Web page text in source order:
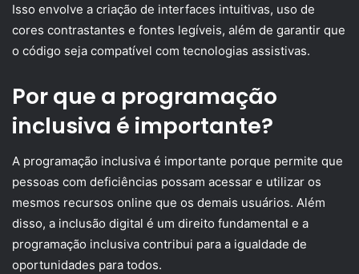
Isso envolve a criação de interfaces intuitivas, uso de
cores contrastantes e fontes legíveis, além de garantir que
o código seja compatível com tecnologias assistivas.
Por que a programação
inclusiva é importante?
A programação inclusiva é importante porque permite que
pessoas com deficiências possam acessar e utilizar os
mesmos recursos online que os demais usuários. Além
disso, a inclusão digital é um direito fundamental e a
programação inclusiva contribui para a igualdade de
oportunidades para todos.